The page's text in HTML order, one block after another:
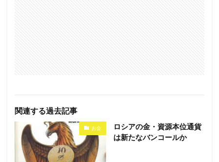
関連する過去記事
お金
ロシアの金・資源本位通貨
は新たなバンコールか